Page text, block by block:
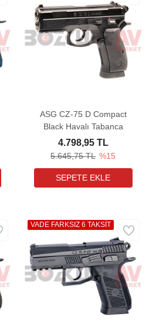
ASG CZ-75 D Compact
Black Havalı Tabanca
5.645,75 TL %15
4.798,95 TL
VADE FARKSIZ 6 TAKSİT